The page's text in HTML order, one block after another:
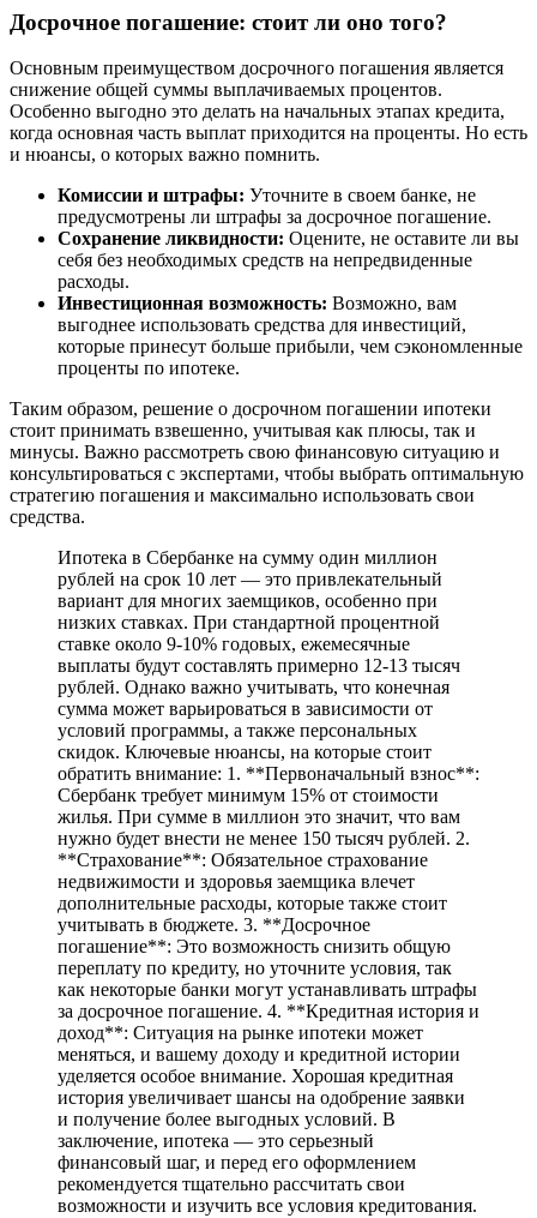
Досрочное погашение: стоит ли оно того?
Основным преимуществом досрочного погашения является
снижение общей суммы выплачиваемых процентов.
Особенно выгодно это делать на начальных этапах кредита,
когда основная часть выплат приходится на проценты. Но есть
и нюансы, о которых важно помнить.
Комиссии и штрафы: Уточните в своем банке, не
предусмотрены ли штрафы за досрочное погашение.
Сохранение ликвидности: Оцените, не оставите ли вы
себя без необходимых средств на непредвиденные
расходы.
Инвестиционная возможность: Возможно, вам
выгоднее использовать средства для инвестиций,
которые принесут больше прибыли, чем сэкономленные
проценты по ипотеке.
Таким образом, решение о досрочном погашении ипотеки
стоит принимать взвешенно, учитывая как плюсы, так и
минусы. Важно рассмотреть свою финансовую ситуацию и
консультироваться с экспертами, чтобы выбрать оптимальную
стратегию погашения и максимально использовать свои
средства.
Ипотека в Сбербанке на сумму один миллион
рублей на срок 10 лет — это привлекательный
вариант для многих заемщиков, особенно при
низких ставках. При стандартной процентной
ставке около 9-10% годовых, ежемесячные
выплаты будут составлять примерно 12-13 тысяч
рублей. Однако важно учитывать, что конечная
сумма может варьироваться в зависимости от
условий программы, а также персональных
скидок. Ключевые нюансы, на которые стоит
обратить внимание: 1. **Первоначальный взнос**:
Сбербанк требует минимум 15% от стоимости
жилья. При сумме в миллион это значит, что вам
нужно будет внести не менее 150 тысяч рублей. 2.
**Страхование**: Обязательное страхование
недвижимости и здоровья заемщика влечет
дополнительные расходы, которые также стоит
учитывать в бюджете. 3. **Досрочное
погашение**: Это возможность снизить общую
переплату по кредиту, но уточните условия, так
как некоторые банки могут устанавливать штрафы
за досрочное погашение. 4. **Кредитная история и
доход**: Ситуация на рынке ипотеки может
меняться, и вашему доходу и кредитной истории
уделяется особое внимание. Хорошая кредитная
история увеличивает шансы на одобрение заявки
и получение более выгодных условий. В
заключение, ипотека — это серьезный
финансовый шаг, и перед его оформлением
рекомендуется тщательно рассчитать свои
возможности и изучить все условия кредитования.